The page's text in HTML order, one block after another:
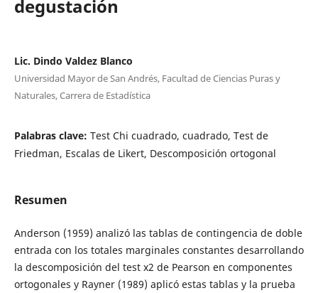
degustación
Lic. Dindo Valdez Blanco
Universidad Mayor de San Andrés, Facultad de Ciencias Puras y
Naturales, Carrera de Estadística
Palabras clave: Test Chi cuadrado, cuadrado, Test de
Friedman, Escalas de Likert, Descomposición ortogonal
Resumen
Anderson (1959) analizó las tablas de contingencia de doble
entrada con los totales marginales constantes desarrollando
la descomposición del test x2 de Pearson en componentes
ortogonales y Rayner (1989) aplicó estas tablas y la prueba